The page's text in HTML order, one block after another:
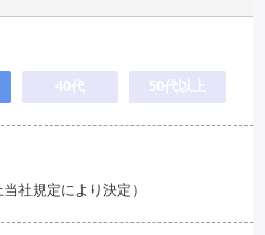
40代 50代以上
社規定により決定）